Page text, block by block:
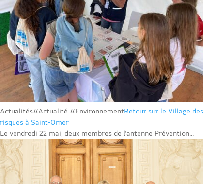
Actualités#Actualité #EnvironnementRetour sur le Village des
risques à Saint-Omer
Le vendredi 22 mai, deux membres de l’antenne Prévention...